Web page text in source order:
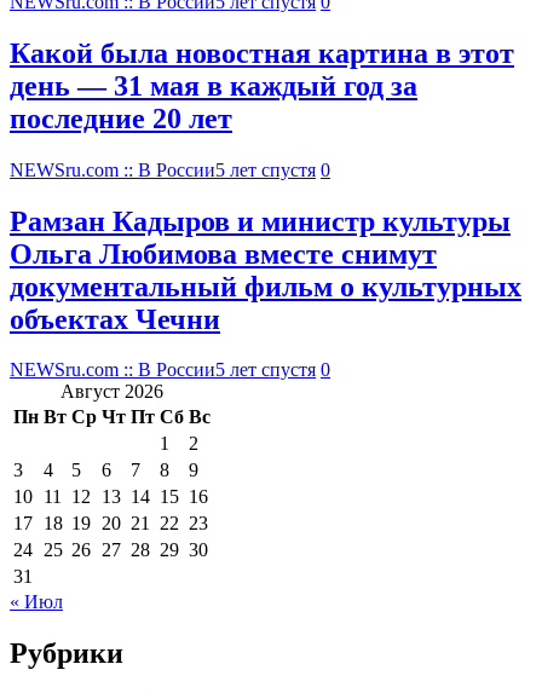
Какой была новостная картина в этот
день — 31 мая в каждый год за
последние 20 лет
NEWSru.com :: В России5 лет спустя 0
Рамзан Кадыров и министр культуры
Ольга Любимова вместе снимут
документальный фильм о культурных
объектах Чечни
NEWSru.com :: В России5 лет спустя 0
Август 2026
Пн Вт Ср Чт Пт Сб Вс
1
2
3
4 5 6 7 8
9
10 11 12 13 14 15 16
17 18 19 20 21 22 23
24 25 26 27 28 29 30
31
« Июл
Рубрики